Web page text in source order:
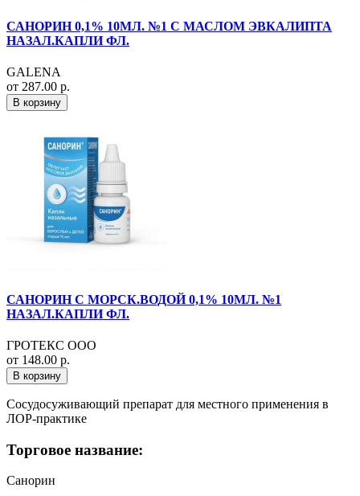
САНОРИН 0,1% 10МЛ. №1 С МАСЛОМ ЭВКАЛИПТА
НАЗАЛ.КАПЛИ ФЛ.
GALENA
от 287.00 р.
В корзину
САНОРИН С МОРСК.ВОДОЙ 0,1% 10МЛ. №1
НАЗАЛ.КАПЛИ ФЛ.
ГРОТЕКС ООО
от 148.00 р.
В корзину
Сосудосуживающий препарат для местного применения в
ЛОР-практике
Торговое название:
Санорин